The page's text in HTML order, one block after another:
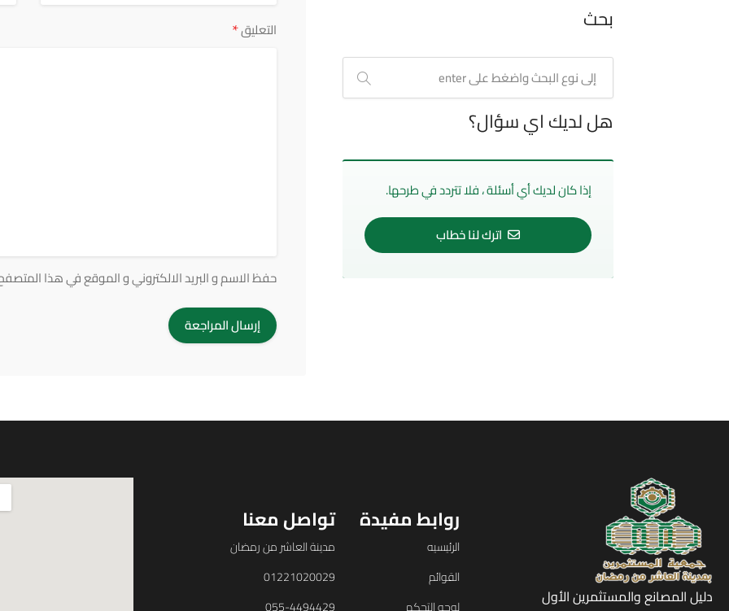
التعليق*
حفظ الاسم و البريد الالكتروني و الموقع في هذا
بحث
هل لديك اي سؤال؟
إذا كان لديك أي أسئلة ، فلا تتردد في طرحها.
اترك لنا خطاب
دليل المصانع والمستثمرين الأول
روابط مفيدة
الرئيسيه
القوائم
تواصل معنا
مدينة العاشر من رمضان
01221020029